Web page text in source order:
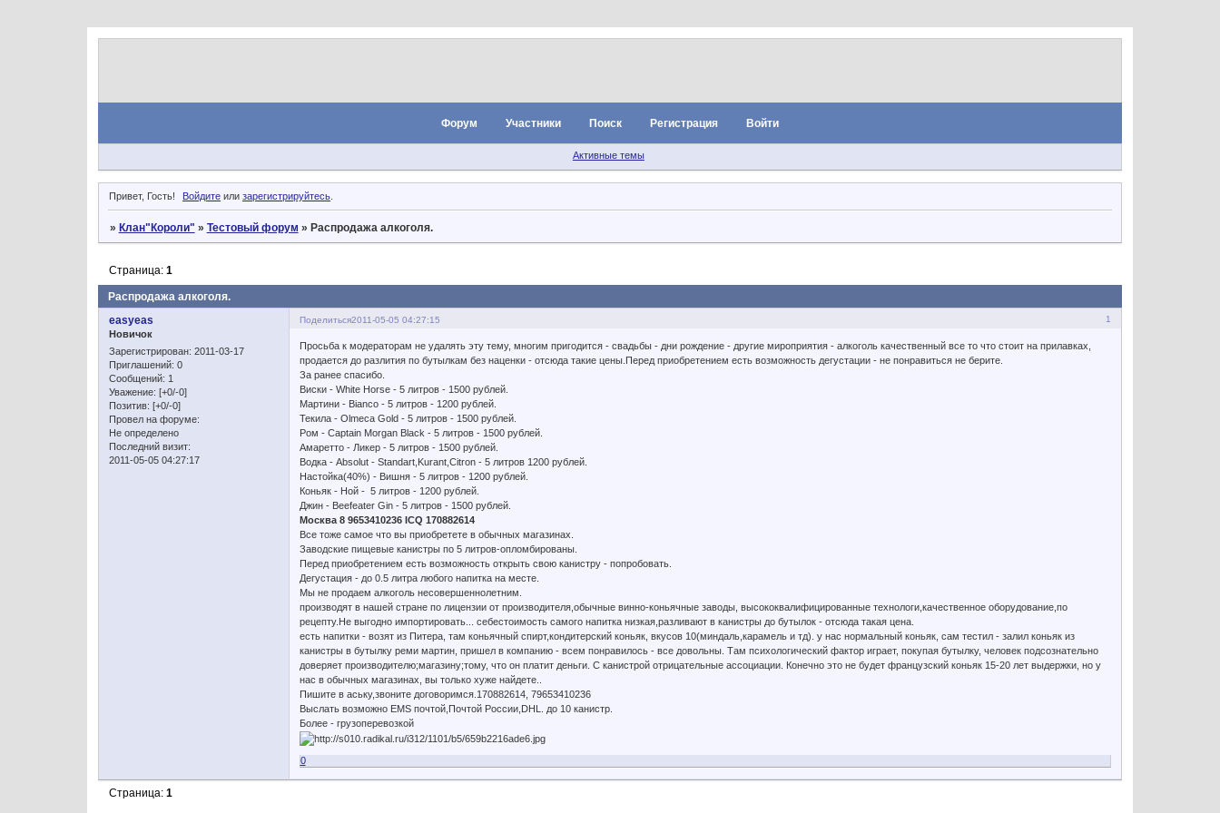
Форум Участники Поиск Регистрация Войти
Активные темы
Привет, Гость! Войдите илизарегистрируйтесь.
» Клан"Короли" » Тестовый форум » Распродажа алкоголя.
Распродажа алкоголя.
Страница: 1
Поделиться 1
2011-05-05 04:27:15
easyeas
Новичок
Зарегистрирован: 2011-03-17
Приглашений: 0
Сообщений: 1
Уважение: [+0/-0]
Позитив: [+0/-0]
Провел на форуме:
Не определено
Последний визит:
2011-05-05 04:27:17
Просьба к модераторам не удалять эту тему, многим пригодится - свадьбы - дни рождение - другие мироприятия - алкоголь качественный все то что стоит на прилавках,
продается до разлития по бутылкам без наценки - отсюда такие цены.Перед приобретением есть возможность дегустации - не понравиться не берите.
За ранее спасибо.
Виски - White Horse - 5 литров - 1500 рублей.
Мартини - Bianco - 5 литров - 1200 рублей.
Текила - Olmeca Gold - 5 литров - 1500 рублей.
Ром - Captain Morgan Black - 5 литров - 1500 рублей.
Амаретто - Ликер - 5 литров - 1500 рублей.
Водка - Absolut - Standart,Kurant,Citron - 5 литров 1200 рублей.
Настойка(40%) - Вишня - 5 литров - 1200 рублей.
Коньяк - Ной - 5 литров - 1200 рублей.
Джин - Beefeater Gin - 5 литров - 1500 рублей.
Москва 8 9653410236 ICQ 170882614
Все тоже самое что вы приобретете в обычных магазинах.
Заводские пищевые канистры по 5 литров-опломбированы.
Перед приобретением есть возможность открыть свою канистру - попробoвать.
Дегустация - до 0.5 литра любого напитка на месте.
Мы не продаем алкоголь несовершеннолетним.
производят в нашей стране по лицензии от производителя,обычные винно-коньячные заводы, высококвалифицированные технологи,качественное оборудование,по
рецепту.Не выгодно импортировать... себестоимость самого напитка низкая,разливают в канистры до бутылок - отсюда такая цена.
есть напитки - возят из Питера, там коньячный спирт,кондитерский коньяк, вкусов 10(миндаль,карамель и тд). у нас нормальный коньяк, сам тестил - залил коньяк из
канистры в бутылку реми мартин, пришел в компанию - всем понравилось - все довольны. Там психологический фактор играет, покупая бутылку, человек подсознательно
доверяет производителю;магазину;тому, что он платит деньги. С канистрой отрицательные ассоциации. Конечно это не будет французский коньяк 15-20 лет выдержки, но у
нас в обычных магазинах, вы только хуже найдете..
Пишите в аську,звоните договоримся.170882614, 79653410236
Выслать возможно EMS почтой,Почтой России,DHL. до 10 канистр.
Более - грузоперевозкой
0
Страница: 1